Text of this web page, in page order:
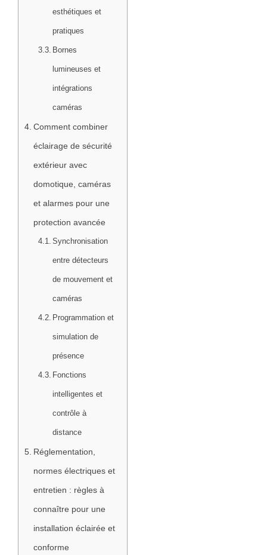
esthétiques et
pratiques
Bornes
lumineuses et
intégrations
caméras
Comment combiner
éclairage de sécurité
extérieur avec
domotique, caméras
et alarmes pour une
protection avancée
Synchronisation
entre détecteurs
de mouvement et
caméras
Programmation et
simulation de
présence
Fonctions
intelligentes et
contrôle à
distance
Réglementation,
normes électriques et
entretien : règles à
connaître pour une
installation éclairée et
conforme